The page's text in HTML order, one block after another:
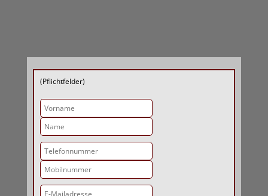
(Pflichtfelder)